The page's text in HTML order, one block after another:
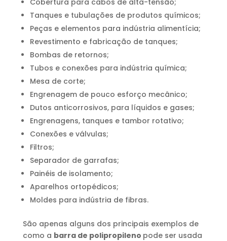
Tanques e tubulações de produtos químicos;
Peças e elementos para indústria alimentícia;
Revestimento e fabricação de tanques;
Bombas de retornos;
Tubos e conexões para indústria química;
Mesa de corte;
Engrenagem de pouco esforço mecânico;
Dutos anticorrosivos, para líquidos e gases;
Engrenagens, tanques e tambor rotativo;
Conexões e válvulas;
Filtros;
Separador de garrafas;
Painéis de isolamento;
Aparelhos ortopédicos;
Moldes para indústria de fibras.
São apenas alguns dos principais exemplos de
como a barra de polipropileno pode ser usada